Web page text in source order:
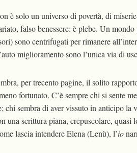
è solo un universo di povertà, di
falso benessere: è plebe. Un
sono centrifugati per rimanere
miglioramento sono l’unica via di
per trecento pagine, il solito
fortunato. C’è sempre chi si sente
chi sembra di aver vissuto in anticipo
una scrittura piana, crepuscolare,
lascia intendere Elena (Lenù), l’io